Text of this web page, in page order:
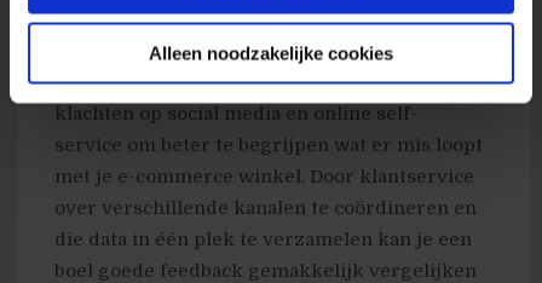
Alleen noodzakelijke cookies
verzamelen kan je een variatie aan diensten
aanbieden en een klant nog directer van dienst
zijn. Analyseer data vanuit e-mailberichten,
klachten op social media en online self-
service om beter te begrijpen wat er mis loopt
met je e-commerce winkel. Door klantservice
over verschillende kanalen te coördineren en
die data in één plek te verzamelen kan je een
boel goede feedback gemakkelijk vergelijken